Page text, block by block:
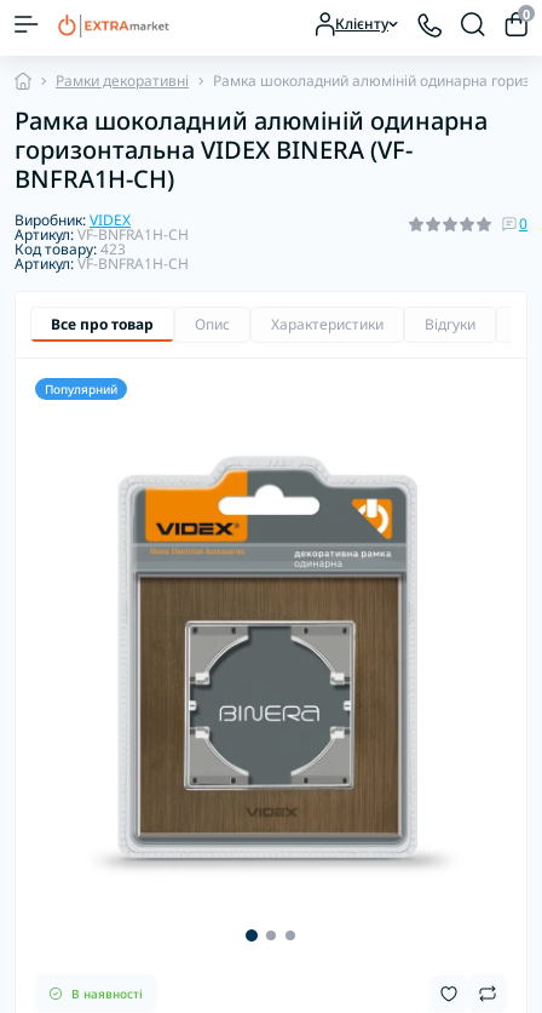
Клієнту 0
Рамки декоративні Рамка шоколадний алюміній одинарна
Рамка шоколадний алюміній одинарна
горизонтальна VIDEX BINERA (VF-
BNFRA1H-CH)
Виробник:VIDEX
Артикул:VF-BNFRA1H-CH
Код товару:423
Артикул:VF-BNFRA1H-CH
0
Все про товар Опис Характеристики Відгуки
Популярний
В наявності